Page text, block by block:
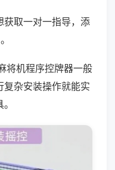
获取一对一指导，添
将机程序控牌器一般
复杂安装操作就能实